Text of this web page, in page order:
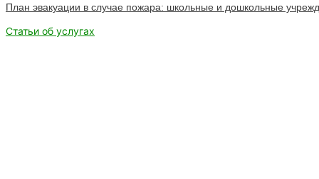
План эвакуации в случае пожара: школьные и дошкольные
Статьи об услугах